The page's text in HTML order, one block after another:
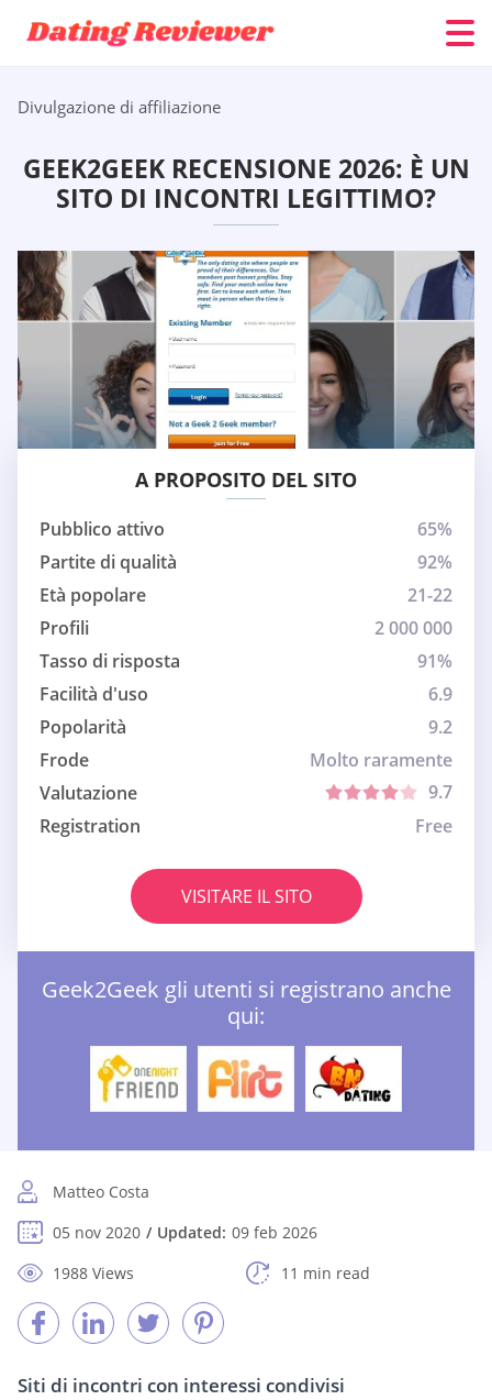
Divulgazione di affiliazione
GEEK2GEEK RECENSIONE 2026: È UN
SITO DI INCONTRI LEGITTIMO?
A PROPOSITO DEL SITO
Pubblico attivo
65%
Partite di qualità
92%
Età popolare
21-22
Profili
2 000 000
Tasso di risposta
91%
Facilità d'uso
6.9
Popolarità
9.2
Frode
Molto raramente
Valutazione
9.7
Registration
Free
VISITARE IL SITO
Geek2Geek gli utenti si registrano anche
qui:
Matteo Costa
05 nov 2020
Updated: 09 feb 2026
1988 Views
11 min read
Siti di incontri con interessi condivisi